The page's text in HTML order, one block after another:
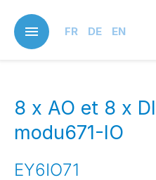
main
content
FR DE EN
8 x AO et 8 x
modu671-IO
EY6IO71